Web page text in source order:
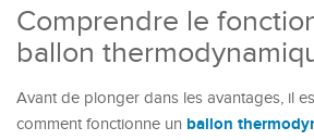
Comprendre le
ballon
Avant de plonger dans les avantages, il
comment fonctionne un ballon